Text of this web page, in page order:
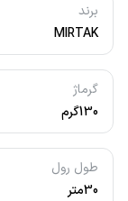
برند
MIRTAK
گرماژ
130گرم
طول رول
30متر